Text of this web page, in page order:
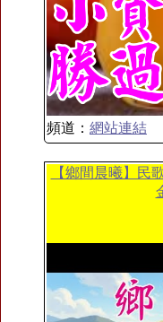
頻道： 網站連結
【鄉間晨曦】民